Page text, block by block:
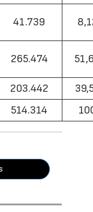
41.739
265.474
203.442
514.314